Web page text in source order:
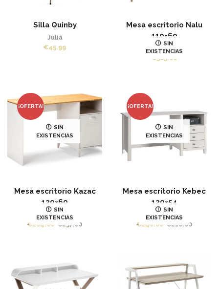
Silla Quinby
Juliá
€45.99
Mesa escritorio Nalu
110×60
Juliá
€ 365.00
SIN
EXISTENCIAS
¡OFERTA!
SIN
EXISTENCIAS
Mesa escritorio Kazac
120×60
MK
€264.00 €237.00
SIN
EXISTENCIAS
¡OFERTA!
SIN
EXISTENCIAS
Mesa escritorio Kebec
120×54
MK
€240.00 El
€216.00El
SIN
EXISTENCIAS